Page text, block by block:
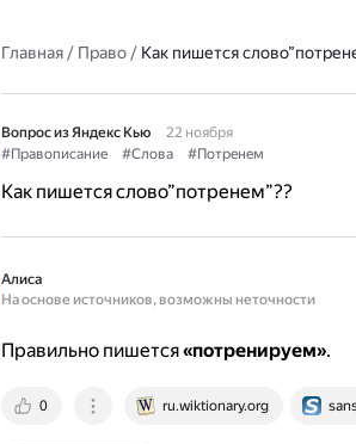
Главная/ Право/ Как пишется
Вопрос из Яндекс Кью
22 ноября
#Правописание
#Слова #Потренем
Как пишется слово”потренем”??
Алиса
На основе источников, возможны неточности
Правильно пишется«потренируем».
0 ru.wiktionary.org